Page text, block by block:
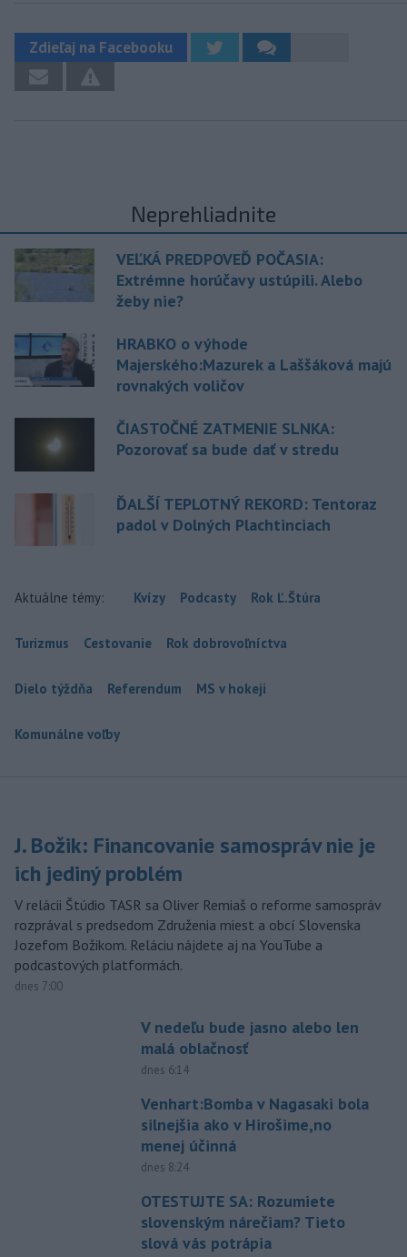
Zdieľaj na Facebooku
Neprehliadnite
VEĽKÁ PREDPOVEĎ POČASIA:
Extrémne horúčavy ustúpili. Alebo
žeby nie?
HRABKO o výhode
Majerského:Mazurek a Laššáková majú
rovnakých voličov
ČIASTOČNÉ ZATMENIE SLNKA:
Pozorovať sa bude dať v stredu
ĎALŠÍ TEPLOTNÝ REKORD: Tentoraz
padol v Dolných Plachtinciach
Aktuálne témy: Kvízy Podcasty Rok Ľ.Štúra
Turizmus Cestovanie Rok dobrovoľníctva
Dielo týždňa Referendum MS v hokeji
Komunálne voľby
J. Božik: Financovanie samospráv nie je
ich jediný problém
V relácii Štúdio TASR sa Oliver Remiaš o reforme samospráv
rozprával s predsedom Združenia miest a obcí Slovenska
Jozefom Božikom. Reláciu nájdete aj na YouTube a
podcastových platformách.
dnes 7:00
V nedeľu bude jasno alebo len
malá oblačnosť
dnes 6:14
Venhart:Bomba v Nagasaki bola
silnejšia ako v Hirošime,no
menej účinná
dnes 8:24
OTESTUJTE SA: Rozumiete
slovenským nárečiam? Tieto
slová vás potrápia